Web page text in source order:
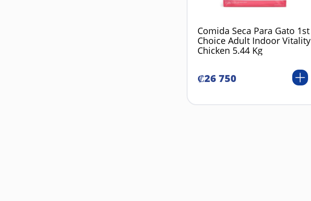
Comida Seca Para Gato 1st
Choice Adult Indoor Vitality
Chicken 5.44 Kg
₡26 750